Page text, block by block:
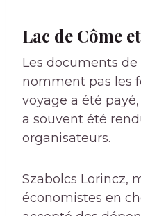
Lac de Côme
Les documents
nomment pas les
voyage a été
a souvent été
organisateurs.
Szabolcs Lorincz,
économistes en